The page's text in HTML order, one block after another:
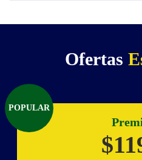
Ofertas
POPULAR